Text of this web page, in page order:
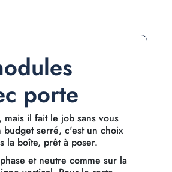
porte
il fait le job sans vous
serré, c'est un choix
la boîte, prêt à poser.
et neutre comme sur la